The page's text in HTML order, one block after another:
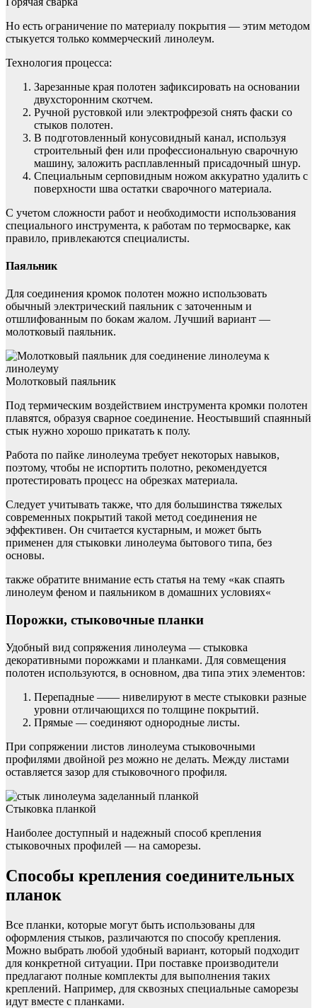
Но есть ограничение по материалу покрытия — этим методом
стыкуется только коммерческий линолеум.
Технология процесса:
Зарезанные края полотен зафиксировать на основании
двухсторонним скотчем.
Ручной рустовкой или электрофрезой снять фаски со
стыков полотен.
В подготовленный конусовидный канал, используя
строительный фен или профессиональную сварочную
машину, заложить расплавленный присадочный шнур.
Специальным серповидным ножом аккуратно удалить с
поверхности шва остатки сварочного материала.
С учетом сложности работ и необходимости использования
специального инструмента, к работам по термосварке, как
правило, привлекаются специалисты.
Паяльник
Для соединения кромок полотен можно использовать
обычный электрический паяльник с заточенным и
отшлифованным по бокам жалом. Лучший вариант —
молотковый паяльник.
Молотковый паяльник
Под термическим воздействием инструмента кромки полотен
плавятся, образуя сварное соединение. Неостывший спаянный
стык нужно хорошо прикатать к полу.
Работа по пайке линолеума требует некоторых навыков,
поэтому, чтобы не испортить полотно, рекомендуется
протестировать процесс на обрезках материала.
Следует учитывать также, что для большинства тяжелых
современных покрытий такой метод соединения не
эффективен. Он считается кустарным, и может быть
применен для стыковки линолеума бытового типа, без
основы.
также обратите внимание есть статья на тему «как спаять
линолеум феном и паяльником в домашних условиях«
Порожки, стыковочные планки
Удобный вид сопряжения линолеума — стыковка
декоративными порожками и планками. Для совмещения
полотен используются, в основном, два типа этих элементов:
Перепадные —— нивелируют в месте стыковки разные
уровни отличающихся по толщине покрытий.
Прямые — соединяют однородные листы.
При сопряжении листов линолеума стыковочными
профилями двойной рез можно не делать. Между листами
оставляется зазор для стыковочного профиля.
Стыковка планкой
Наиболее доступный и надежный способ крепления
стыковочных профилей — на саморезы.
Способы крепления соединительных
планок
Все планки, которые могут быть использованы для
оформления стыков, различаются по способу крепления.
Можно выбрать любой удобный вариант, который подходит
для конкретной ситуации. При поставке производители
предлагают полные комплекты для выполнения таких
креплений. Например, для сквозных специальные саморезы
идут вместе с планками.